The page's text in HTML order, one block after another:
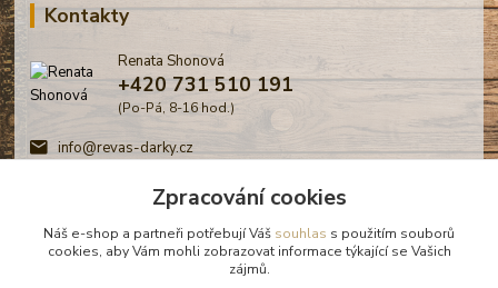
Kontakty
Renata Shonová
+420 731 510 191
(Po-Pá, 8-16 hod.)
info@revas-darky.cz
Zpracování cookies
Náš e-shop a partneři potřebují Váš souhlas s použitím souborů
cookies, aby Vám mohli zobrazovat informace týkající se Vašich
zájmů.